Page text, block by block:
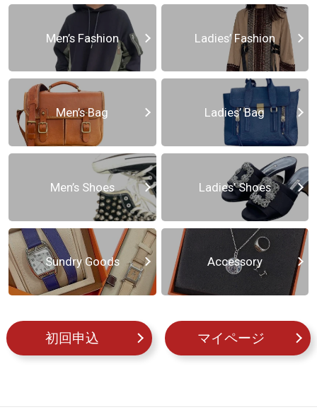
Men’s Fashion Ladies’ Fashion
Men’s Bag Ladies’ Bag
Men’s Shoes Ladies’ Shoes
Sundry Goods Accessory
初回申込 マイページ